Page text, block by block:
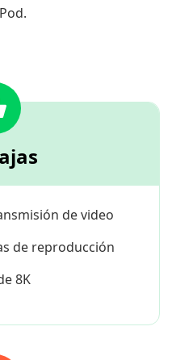
de video
de reproducción
8K